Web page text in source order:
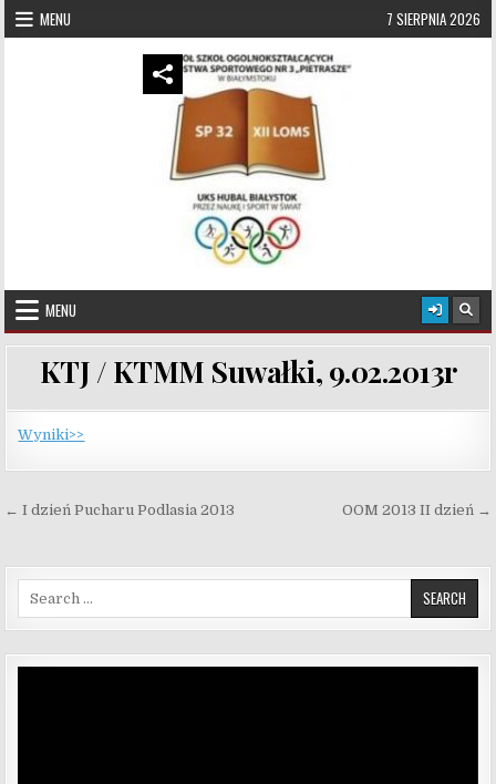
Skip to content
MENU 7 SIERPNIA 2026
UKS Hubal Białystok
MENU
KTJ / KTMM Suwałki, 9.02.2013r
Wyniki>>
Nawigacja wpisu OOM 2013 II dzień →
← I dzień Pucharu Podlasia 2013
Search for: